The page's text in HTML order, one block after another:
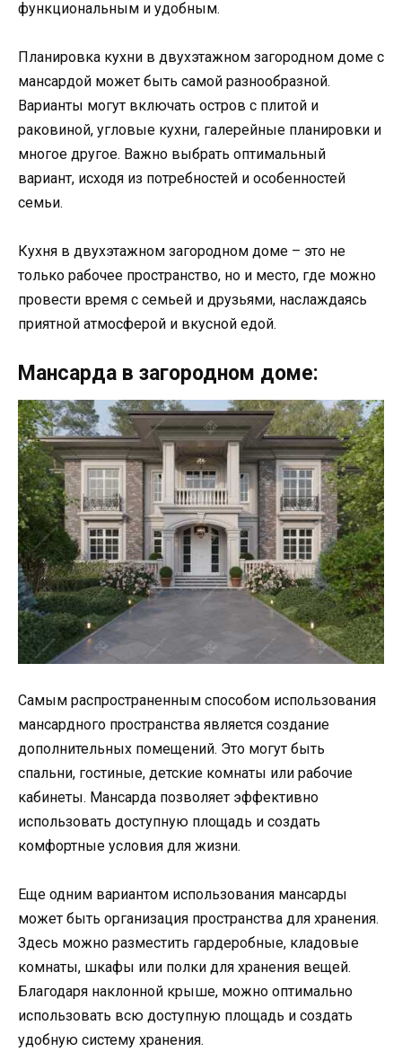
функциональным и удобным.
Планировка кухни в двухэтажном загородном доме с
мансардой может быть самой разнообразной.
Варианты могут включать остров с плитой и
раковиной, угловые кухни, галерейные планировки и
многое другое. Важно выбрать оптимальный
вариант, исходя из потребностей и особенностей
семьи.
Кухня в двухэтажном загородном доме – это не
только рабочее пространство, но и место, где можно
провести время с семьей и друзьями, наслаждаясь
приятной атмосферой и вкусной едой.
Мансарда в загородном доме:
Самым распространенным способом использования
мансардного пространства является создание
дополнительных помещений. Это могут быть
спальни, гостиные, детские комнаты или рабочие
кабинеты. Мансарда позволяет эффективно
использовать доступную площадь и создать
комфортные условия для жизни.
Еще одним вариантом использования мансарды
может быть организация пространства для хранения.
Здесь можно разместить гардеробные, кладовые
комнаты, шкафы или полки для хранения вещей.
Благодаря наклонной крыше, можно оптимально
использовать всю доступную площадь и создать
удобную систему хранения.